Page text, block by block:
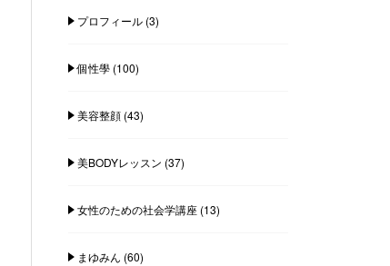
プロフィール(3)
個性學(100)
美容整顔(43)
美BODYレッスン (37)
女性のための社会学講座(13)
まゆみん (60)